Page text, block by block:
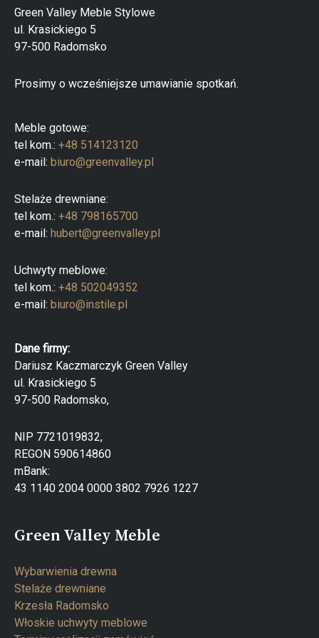
a
p
r
o
d
k
t
Green Valley Meble Stylowe
ul. Krasickiego 5
97-500 Radomsko
Prosimy o wcześniejsze umawianie spotkań.
Meble gotowe:
tel kom.: +48 514123120
e-mail: biuro@greenvalley.pl
Stelaże drewniane:
tel kom.: +48 798165700
e-mail: hubert@greenvalley.pl
Uchwyty meblowe:
tel kom.: +48 502049352
e-mail: biuro@instile.pl
Dane firmy:
Dariusz Kaczmarczyk Green Valley
ul. Krasickiego 5
97-500 Radomsko,
NIP 7721019832,
REGON 590614860
mBank:
43 1140 2004 0000 3802 7926 1227
Green Valley Meble
Wybarwienia drewna
Stelaże drewniane
Krzesła Radomsko
Włoskie uchwyty meblowe